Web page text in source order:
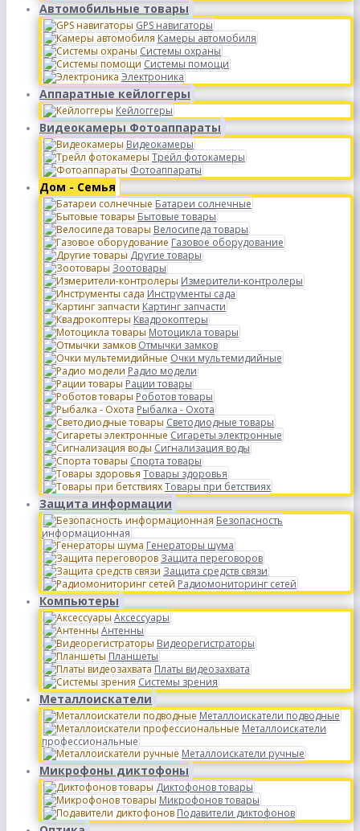
Автомобильные товары
GPS навигаторы
Камеры автомобиля
Системы охраны
Системы помощи
Электроника
Аппаратные кейлоггеры
Кейлоггеры
Видеокамеры Фотоаппараты
Видеокамеры
Трейл фотокамеры
Фотоаппараты
Дом - Семья
Батареи солнечные
Бытовые товары
Велосипеда товары
Газовое оборудование
Другие товары
Зоотовары
Измерители-контролеры
Инструменты сада
Картинг запчасти
Квадрокоптеры
Мотоцикла товары
Отмычки замков
Очки мультемидийные
Радио модели
Рации товары
Роботов товары
Рыбалка - Охота
Светодиодные товары
Сигареты электронные
Сигнализация воды
Спорта товары
Товары здоровья
Товары при бетствиях
Защита информации
Безопасность
информационная
Генераторы шума
Защита переговоров
Защита средств связи
Радиомониторинг сетей
Компьютеры
Аксессуары
Антенны
Видеорегистраторы
Планшеты
Платы видеозахвата
Системы зрения
Металлоискатели
Металлоискатели подводные
Металлоискатели
профессиональные
Металлоискатели ручные
Микрофоны диктофоны
Диктофонов товары
Микрофонов товары
Подавители диктофонов